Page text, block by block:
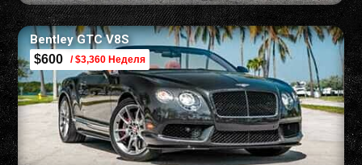
Bentley GTC V8S
$600 / $3,360 Неделя